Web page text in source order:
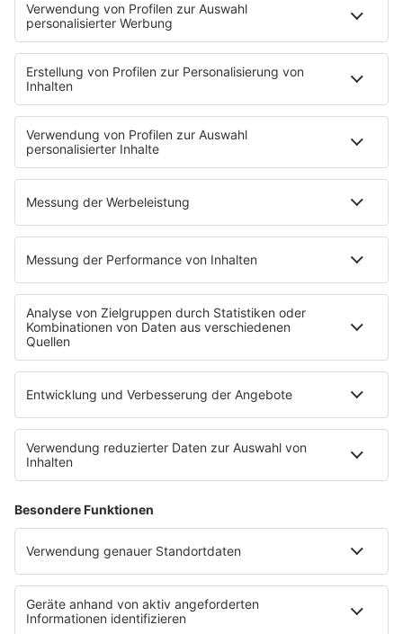
Newsletter
Jobs & Praktika
Pressekontakt
Presse & Downloads
Verkehr
Wetter
EMPFANG
Übersicht
radio.de
radioplayer.de
Partner
WERBUNG
Leistungen und Produkte
Mediadaten und Preisliste
Ansprechpartner
RECHTLICHES
Datenschutz
Datenschutzeinstellungen
Datenverarbeitung bei Gewinnspielen
Teilnahmebedingungen
Bildnachweise